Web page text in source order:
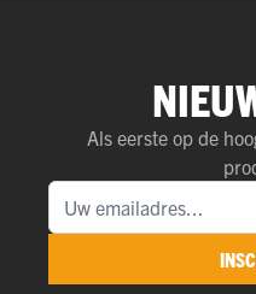
Als eerste op de